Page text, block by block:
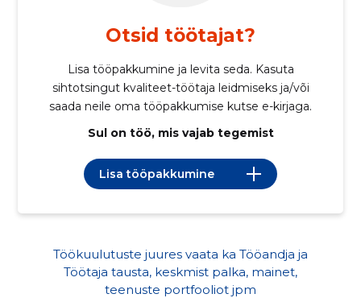
Otsid töötajat?
Lisa tööpakkumine ja levita seda. Kasuta
sihtotsingut kvaliteet-töötaja leidmiseks ja/või
saada neile oma tööpakkumise kutse e-kirjaga.
Sul on töö, mis vajab tegemist
Lisa tööpakkumine
Töökuulutuste juures vaata ka Tööandja ja
Töötaja tausta, keskmist palka, mainet,
teenuste portfooliot jpm